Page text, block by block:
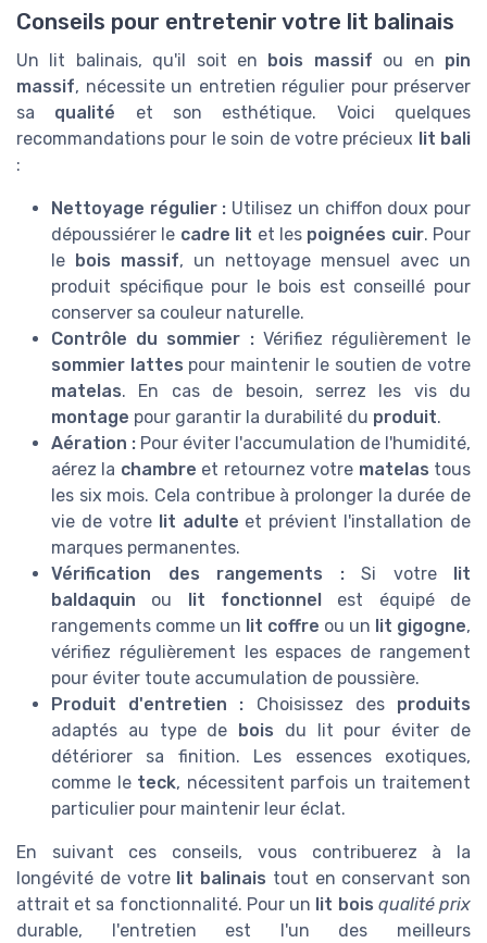
Conseils pour entretenir votre lit balinais
Un lit balinais, qu'il soit en bois massif ou en pin
massif, nécessite un entretien régulier pour préserver
sa qualité et son esthétique. Voici quelques
recommandations pour le soin de votre précieux lit bali
:
Nettoyage régulier : Utilisez un chiffon doux pour
dépoussiérer le cadre lit et les poignées cuir. Pour
le
bois massif, un nettoyage mensuel avec un
produit spécifique pour le bois est conseillé pour
conserver sa couleur naturelle.
Contrôle du sommier :Vérifiez régulièrement le
sommier lattes pour maintenir le soutien de votre
matelas. En cas de besoin, serrez les vis du
montage pour garantir la durabilité du produit.
Aération : Pour éviter l'accumulation de l'humidité,
aérez la chambre et retournez votre matelas tous
les six mois. Cela contribue à prolonger la durée de
vie de votre lit adulte et prévient l'installation de
marques permanentes.
Vérification des rangements :Si votre
lit
baldaquin ou lit fonctionnel
est équipé de
rangements comme un lit coffre ou un lit gigogne,
vérifiez régulièrement les espaces de rangement
pour éviter toute accumulation de poussière.
Produit d'entretien : Choisissez des produits
adaptés au type de
bois du lit pour éviter de
détériorer sa finition. Les essences exotiques,
comme le teck, nécessitent parfois un traitement
particulier pour maintenir leur éclat.
En suivant ces conseils, vous contribuerez à la
longévité de votre lit balinais tout en conservant son
attrait et sa fonctionnalité. Pour un lit bois qualité prix
durable, l'entretien est l'un des meilleurs